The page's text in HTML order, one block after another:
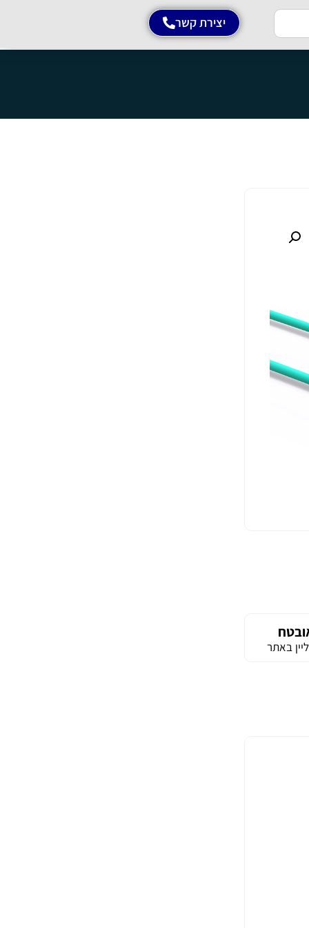
יצירת קשר
באתר